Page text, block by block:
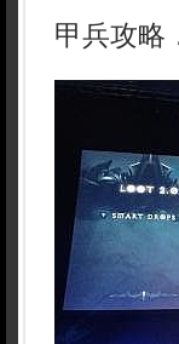
甲兵攻略